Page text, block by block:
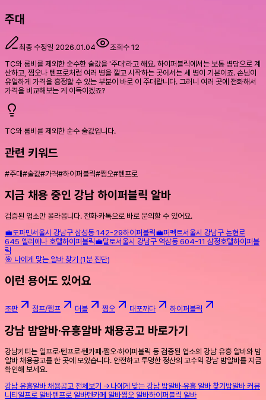
주대
최종 수정일 2026.01.04 조회수 12
TC와 룸비를 제외한 순수한 술값을 '주대'라고 해요. 하이퍼블릭에서는 보통 병당으로 계
산하고, 쩜오나 텐프로처럼 여러 병을 깔고 시작하는 곳에서는 세 병이 기본이죠. 손님이
유일하게 가격을 흥정할 수 있는 부분이 바로 이 주대랍니다. 그러니 여러 곳에 전화해서
가격을 비교해보는 게 이득이겠죠?
TC와 룸비를 제외한 순수 술값입니다.
관련 키워드
#주대#술값#가격#하이퍼블릭#쩜오#텐프로
지금 채용 중인 강남 하이퍼블릭 알바
검증된 업소만 올라옵니다. 전화·카톡으로 바로 문의할 수 있어요.
💼도파민서울시 강남구 삼성동 142-29하이퍼블릭💼퍼펙트서울시 강남구 논현로
645 엘리에나 호텔하이퍼블릭💼달토서울시 강남구 역삼동 604-11 삼정호텔하이퍼블
릭
🎯 나에게 맞는 알바 찾기 (1분 진단)
이런 용어도 있어요
조판 점프/쩜프 더블 쩜오 대포까다 하이퍼블릭
강남 밤알바·유흥알바 채용공고 바로가기
강남키티는 일프로·텐프로·텐카페·쩜오·하이퍼블릭 등 검증된 업소의 강남 유흥 알바와 밤
알바 채용공고를 한 곳에 모았습니다. 안전하고 투명한 정산의 고수익 강남 밤알바를 지금
확인해 보세요.
강남 유흥알바 채용공고 전체보기 → 나에게 맞는 강남 밤알바·유흥 알바 찾기밤알바 커뮤
니티일프로 알바텐프로 알바텐카페 알바쩜오 알바하이퍼블릭 알바